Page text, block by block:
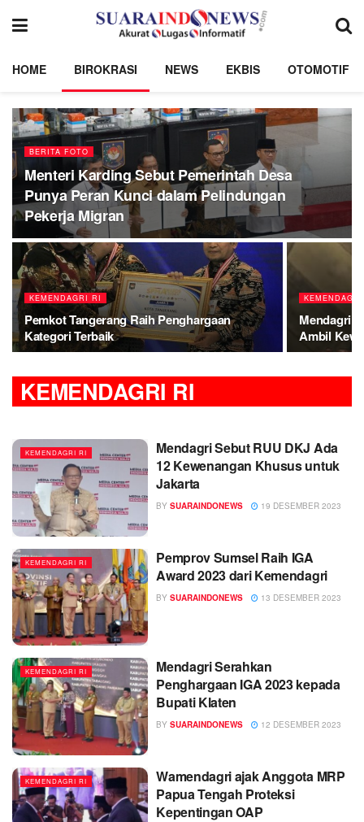
HOME BIROKRASI NEWS EKBIS OTOMOTIF
BERITA FOTO
Menteri Karding Sebut Pemerintah Desa
Punya Peran Kunci dalam Pelindungan
Pekerja Migran
KEMENDAGRI RI
Pemkot Tangerang Raih Penghargaan
Kategori Terbaik
Mendagri:
Ambil
KEMENDAGRI RI
KEMENDAGRI RI
Mendagri Sebut RUU DKJ Ada
12 Kewenangan Khusus untuk
Jakarta
BY SUARAINDONEWS 19 DESEMBER 2023
KEMENDAGRI RI
Pemprov Sumsel Raih IGA
Award 2023 dari Kemendagri
BY SUARAINDONEWS 13 DESEMBER 2023
KEMENDAGRI RI
Mendagri Serahkan
Penghargaan IGA 2023 kepada
Bupati Klaten
BY SUARAINDONEWS 12 DESEMBER 2023
KEMENDAGRI RI
Wamendagri ajak Anggota MRP
Papua Tengah Proteksi
Kepentingan OAP